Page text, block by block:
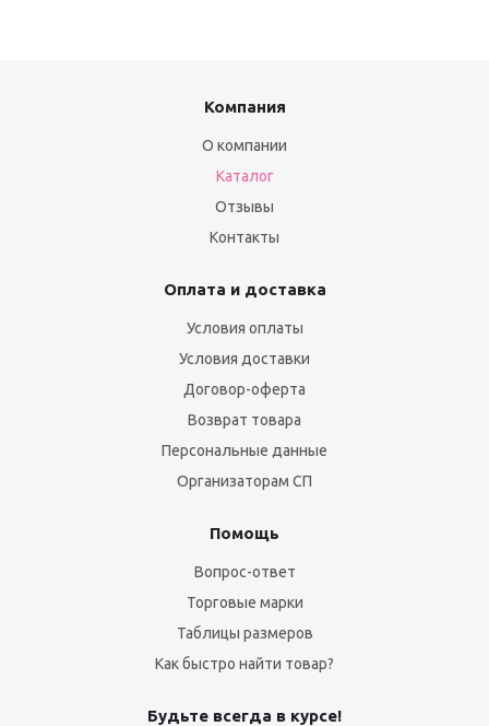
Компания
О компании
Каталог
Отзывы
Контакты
Оплата и доставка
Условия оплаты
Условия доставки
Договор-оферта
Возврат товара
Персональные данные
Организаторам СП
Помощь
Вопрос-ответ
Торговые марки
Таблицы размеров
Как быстро найти товар?
Будьте всегда в курсе!